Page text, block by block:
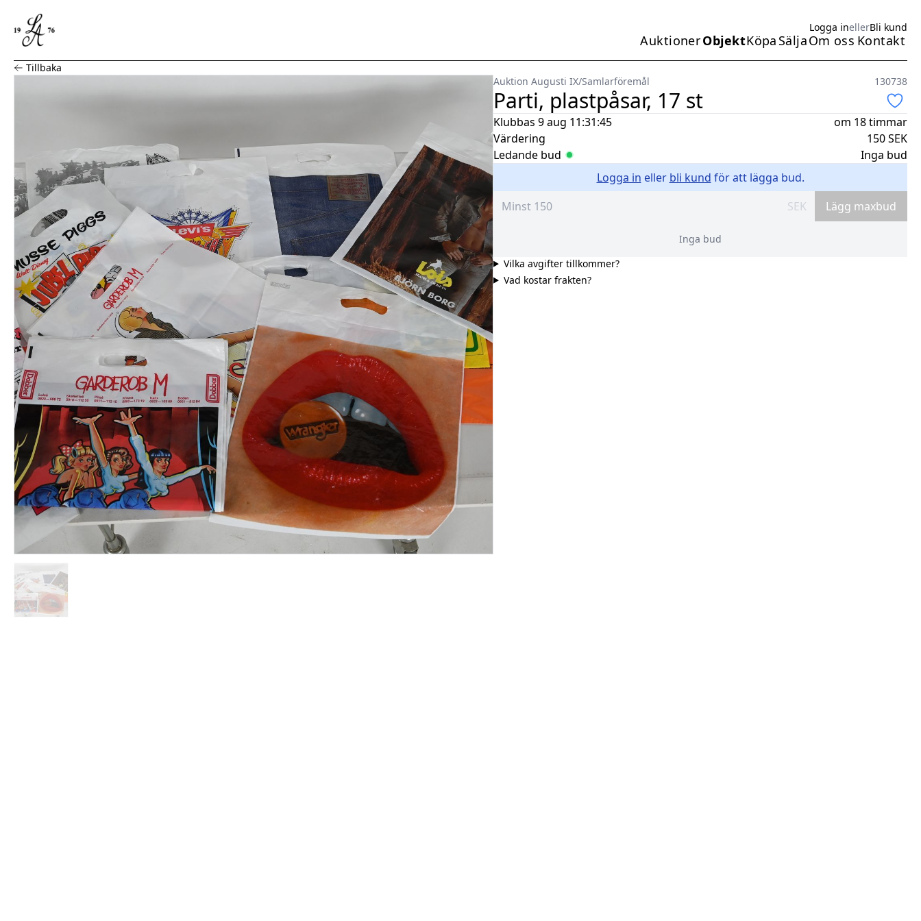
Logga inellerBli kund
Huvudmeny
AuktionerObjektKöpa SäljaOm oss Kontakt
Parti, plastpåsar, 17 st
Tillbaka
Auktion Augusti IX/Samlarföremål 130738
Parti, plastpåsar, 17 st
Klubbas 9 aug 11:31:45
om 18 timmar
Värdering
150SEK
Ledande bud
Inga bud
Logga in eller bli kund för att lägga bud.
SEK
Lägg maxbud
Inga bud
Vilka avgifter tillkommer?
Vad kostar frakten?